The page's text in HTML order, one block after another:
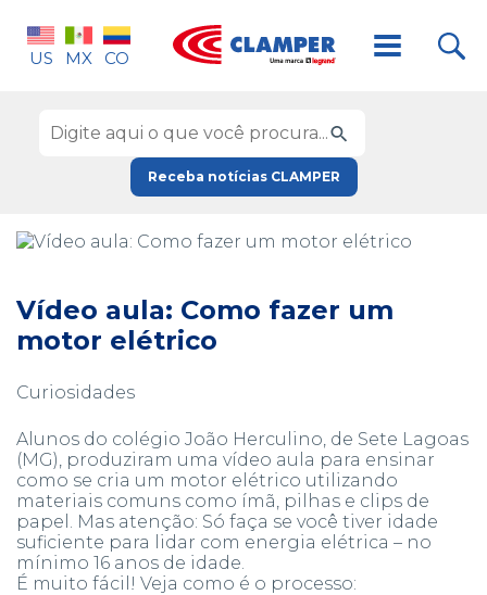
US MX CO
Receba notícias CLAMPER
Vídeo aula: Como fazer um
motor elétrico
Curiosidades
Alunos do colégio João Herculino, de Sete Lagoas
(MG), produziram uma vídeo aula para ensinar
como se cria um motor elétrico utilizando
materiais comuns como ímã, pilhas e clips de
papel. Mas atenção: Só faça se você tiver idade
suficiente para lidar com energia elétrica – no
mínimo 16 anos de idade.
É muito fácil! Veja como é o processo: